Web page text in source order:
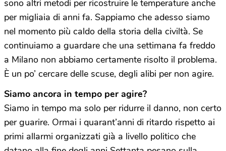
sono altri metodi per ricostruire le temperature anche
per migliaia di anni fa. Sappiamo che adesso siamo
nel momento più caldo della storia della civiltà. Se
continuiamo a guardare che una settimana fa freddo
a Milano non abbiamo certamente risolto il problema.
È un po’ cercare delle scuse, degli alibi per non agire.
Siamo ancora in tempo per agire?
Siamo in tempo ma solo per ridurre il danno, non certo
per guarire. Ormai i quarant’anni di ritardo rispetto ai
primi allarmi organizzati già a livello politico che